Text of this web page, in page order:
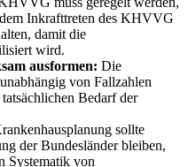
Inkrafttreten des KHVVG
damit die
wird.
ausformen: Die
von Fallzahlen
Bedarf der
sollte
der Bundesländer bleiben,
Systematik von